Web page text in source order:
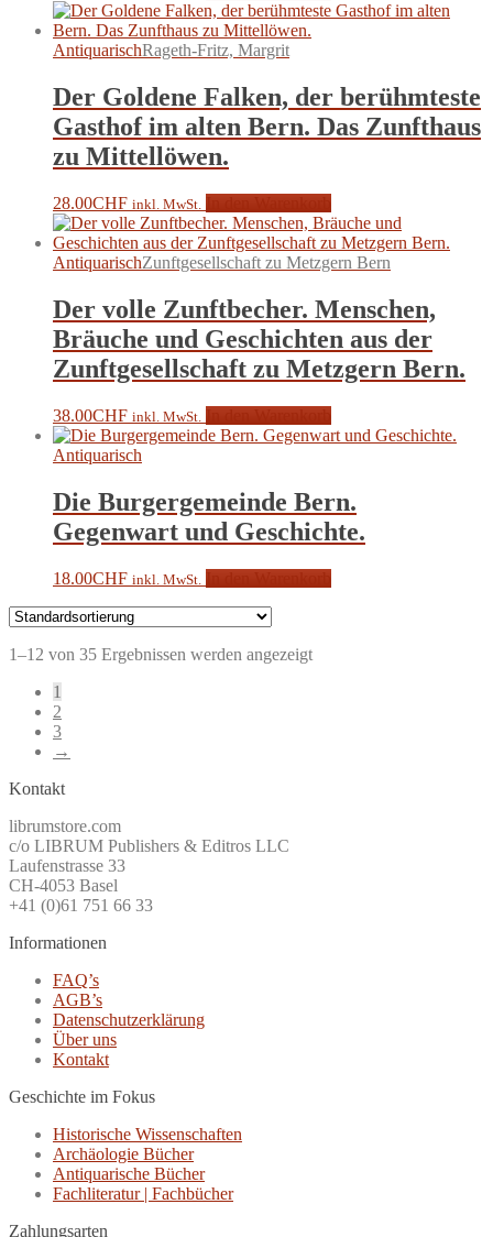
AntiquarischRageth-Fritz, Margrit
Der Goldene Falken, der berühmteste
Gasthof im alten Bern. Das Zunfthaus
zu Mittellöwen.
28.00CHF inkl. MwSt.
AntiquarischZunftgesellschaft zu Metzgern Bern
Der volle Zunftbecher. Menschen,
Bräuche und Geschichten aus der
Zunftgesellschaft zu Metzgern Bern.
38.00CHF inkl. MwSt.
Antiquarisch
Die Burgergemeinde Bern.
Gegenwart und Geschichte.
18.00CHF inkl. MwSt.
1–12 von 35 Ergebnissen werden angezeigt
1
2
3
→
Kontakt
librumstore.com
c/o LIBRUM Publishers & Editros LLC
Laufenstrasse 33
CH-4053 Basel
+41 (0)61 751 66 33
Informationen
FAQ’s
AGB’s
Datenschutzerklärung
Über uns
Kontakt
Geschichte im Fokus
Historische Wissenschaften
Archäologie Bücher
Antiquarische Bücher
Fachliteratur | Fachbücher
Zahlungsarten